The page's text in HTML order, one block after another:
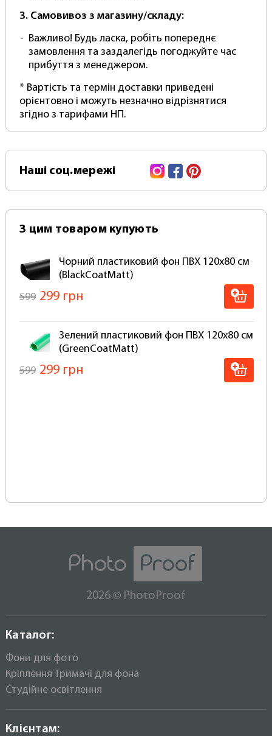
3. Самовивоз з магазину/складу:
Важливо! Будь ласка, робіть попереднє
замовлення та заздалегідь погоджуйте час
прибуття з менеджером.
* Вартість та термін доставки приведені
орієнтовно і можуть незначно відрізнятися
згідно з тарифами НП.
Наші соц.мережі InstagramFacebook
З цим товаром купують
Чорний пластиковий фон ПВХ 120х80 см
(BlackCoatMatt)
599 299 грн
Зелений пластиковий фон ПВХ 120х80 см
(GreenCoatMatt)
599 299 грн
2026© PhotoProof
Каталог:
Фони для фото
Кріплення Тримачі для фона
Студійне освітлення
Клієнтам: